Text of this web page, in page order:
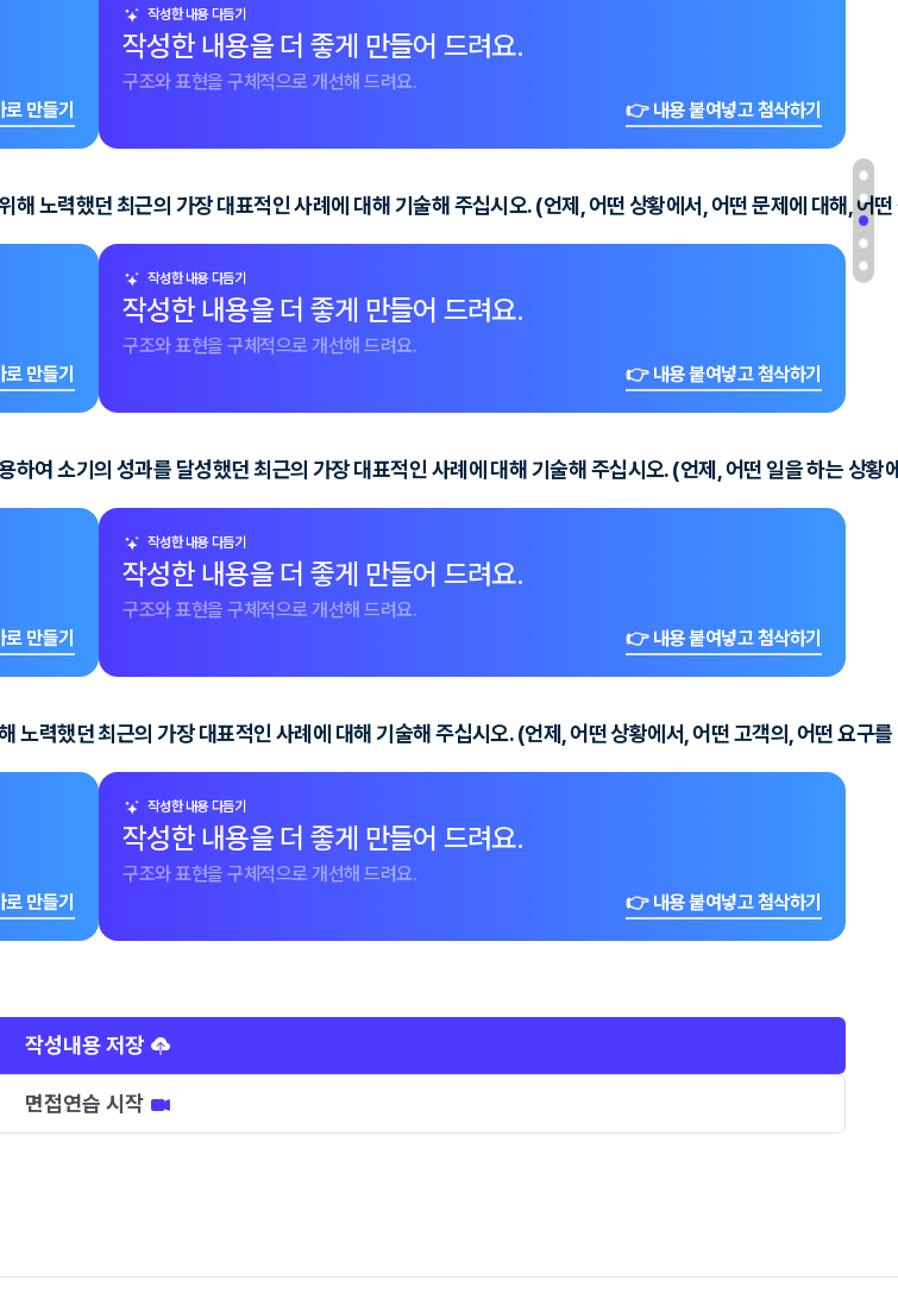
만들기
작성한 내용 다듬기
작성한 내용을 더 좋게 만들어 드려요.
구조와 표현을 구체적으로 개선해 드려요.
👉 내용 붙여넣고 첨삭하기
노력했던 최근의 가장 대표적인 사례에 대해 기술해 주십시오. (언제, 어떤 상황에서, 어떤 문제에 대해, 어
만들기
작성한 내용 다듬기
작성한 내용을 더 좋게 만들어 드려요.
구조와 표현을 구체적으로 개선해 드려요.
👉 내용 붙여넣고 첨삭하기
여 소기의 성과를 달성했던 최근의 가장 대표적인 사례에 대해 기술해 주십시오. (언제, 어떤 일을 하는 상
만들기
작성한 내용 다듬기
작성한 내용을 더 좋게 만들어 드려요.
구조와 표현을 구체적으로 개선해 드려요.
👉 내용 붙여넣고 첨삭하기
력했던 최근의 가장 대표적인 사례에 대해 기술해 주십시오. (언제, 어떤 상황에서, 어떤 고객의, 어떤 요구
만들기
작성한 내용 다듬기
작성한 내용을 더 좋게 만들어 드려요.
구조와 표현을 구체적으로 개선해 드려요.
👉 내용 붙여넣고 첨삭하기
작성내용 저장
면접연습 시작